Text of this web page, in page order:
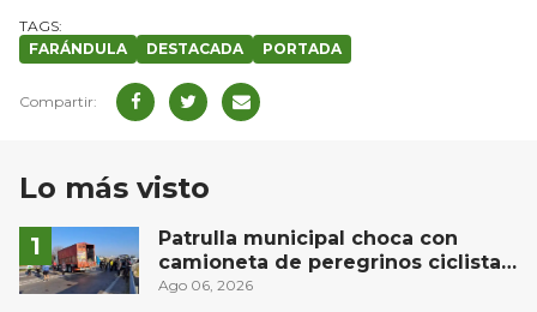
FARÁNDULA DESTACADA PORTADA
Lo más visto
Patrulla municipal choca con
camioneta de peregrinos ciclistas
en la autopista México-Querétaro
Ago 06, 2026